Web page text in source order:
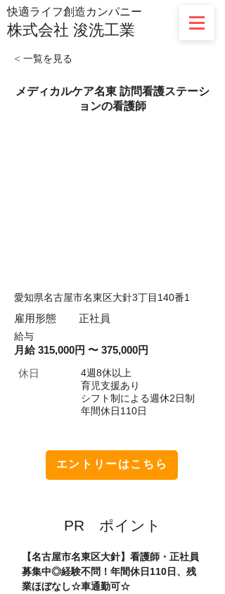
​快適ライフ創造カンパニー
株式会社 浚洗工業
< 一覧を見る
メディカルケア名東 訪問看護ステーシ
ョンの看護師
愛知県名古屋市名東区大針3丁目140番1
​雇用形態 正社員
​給与
月給 315,000円 〜 375,000円
​休日
4週8休以上
育児支援あり
シフト制による週休2日制
年間休日110日
エントリーはこちら
​PR ポイント
【名古屋市名東区大針】看護師・正社員
募集中◎経験不問！年間休日110日、残
業ほぼなし☆車通勤可☆